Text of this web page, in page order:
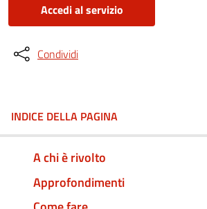
Accedi al servizio
Condividi
INDICE DELLA PAGINA
A chi è rivolto
Approfondimenti